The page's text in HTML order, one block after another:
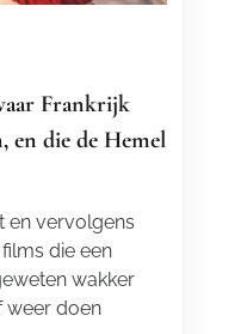
Frankrijk
en die de Hemel
en vervolgens
die een
wakker
weer doen